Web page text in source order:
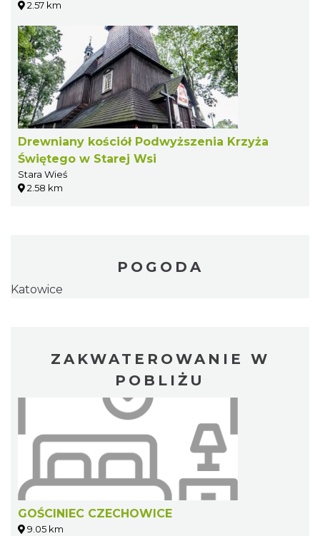
2.57 km
Drewniany kościół Podwyższenia Krzyża
Świętego w Starej Wsi
Stara Wieś
2.58 km
POGODA
Katowice
ZAKWATEROWANIE W
POBLIŻU
GOŚCINIEC CZECHOWICE
9.05 km